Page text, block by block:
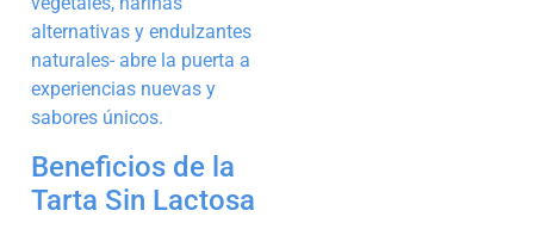
alternativas y endulzantes
naturales- abre la puerta a
experiencias nuevas y
sabores únicos.
Beneficios de la
Tarta Sin Lactosa